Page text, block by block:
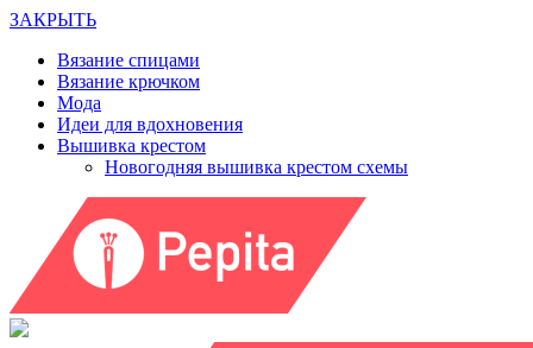
ЗАКРЫТЬ
Вязание спицами
Вязание крючком
Мода
Идеи для вдохновения
Вышивка крестом
Новогодняя вышивка крестом схемы